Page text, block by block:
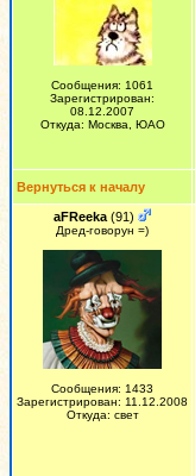
Сообщения: 1061
Зарегистрирован:
08.12.2007
Откуда: Москва, ЮАО
Вернуться к началу
aFReeka (91)
Дред-говорун =)
Сообщения: 1433
Зарегистрирован: 11.12.2008
Откуда: свет